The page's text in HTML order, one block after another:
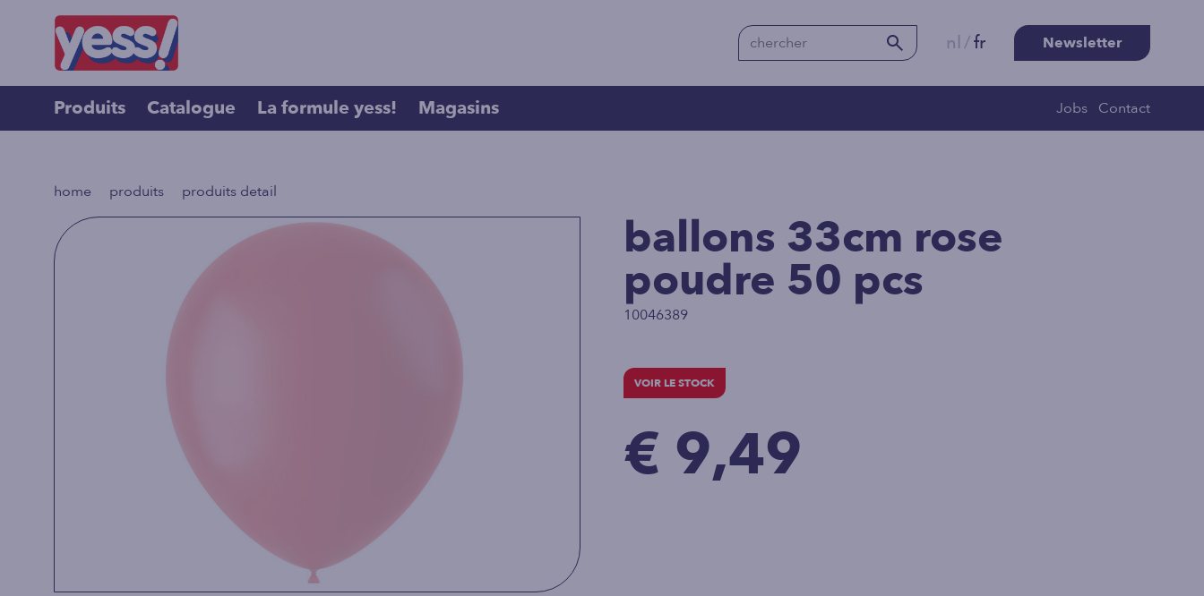
nl/fr Newsletter
Produits Catalogue La formule yess! Magasins Jobs Contact
home produits produits detail
ballons 33cm rose
poudre 50 pcs
10046389
VOIR LE STOCK
€ 9,49